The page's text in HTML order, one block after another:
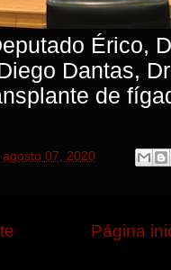
Érico,
Dantas,
de
agosto 07, 2020
Página